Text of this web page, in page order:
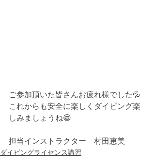
ご参加頂いた皆さんお疲れ様でした💦
これからも安全に楽しくダイビング楽
しみましょうね😁
担当インストラクター　村田恵美
ダイビングライセンス講習